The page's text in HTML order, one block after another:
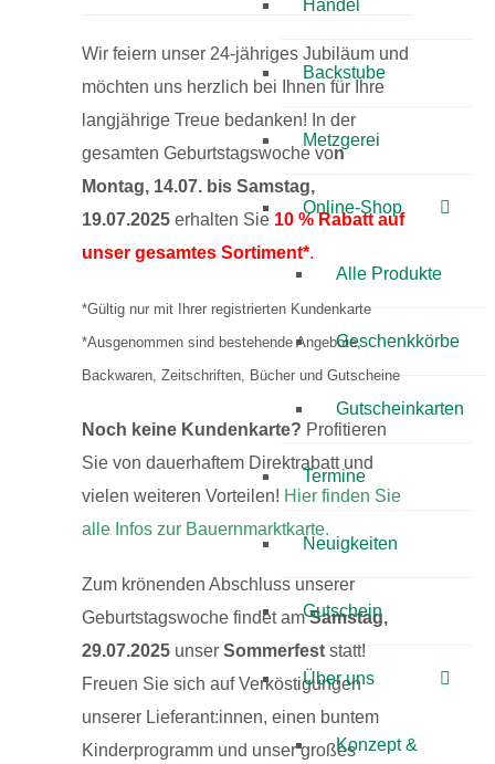
Handel
Backstube
Metzgerei
Online-Shop
Alle Produkte
Geschenkkörbe
Gutscheinkarten
Termine
Neuigkeiten
Gutschein
Über uns
Konzept &
Wir feiern unser 24-jähriges Jubiläum und
möchten uns herzlich bei Ihnen für Ihre
langjährige Treue bedanken! In der
gesamten Geburtstagswoche von
Montag, 14.07. bis Samstag,
19.07.2025 erhalten Sie 10 % Rabatt auf
unser gesamtes Sortiment*.
*Gültig nur mit Ihrer registrierten Kundenkarte
*Ausgenommen sind bestehende Angebote,
Backwaren, Zeitschriften, Bücher und Gutscheine
Noch keine Kundenkarte? Profitieren
Sie von dauerhaftem Direktrabatt und
vielen weiteren Vorteilen! Hier finden Sie
alle Infos zur Bauernmarktkarte.
Zum krönenden Abschluss unserer
Geburtstagswoche findet amSamstag,
29.07.2025 unser Sommerfest statt!
Freuen Sie sich auf Verköstigungen
unserer Lieferant:innen, einen buntem
Kinderprogramm und unser großes